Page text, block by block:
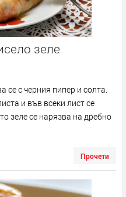
зеле
се с черния пипер и солта.
и във всеки лист се
зеле се нарязва на дребно
Прочети